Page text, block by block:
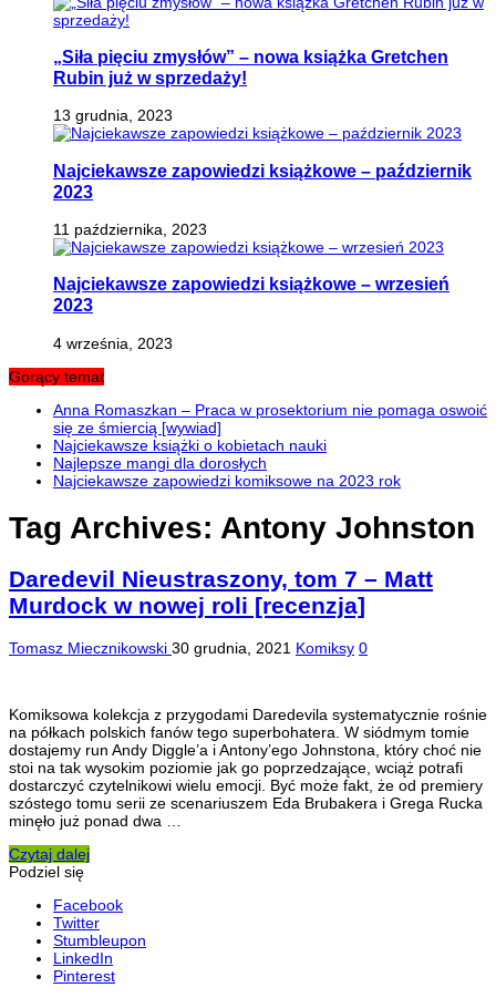
„Siła pięciu zmysłów” – nowa książka Gretchen
Rubin już w sprzedaży!
13 grudnia, 2023
Najciekawsze zapowiedzi książkowe – październik
2023
11 października, 2023
Najciekawsze zapowiedzi książkowe – wrzesień
2023
4 września, 2023
Gorący temat
Anna Romaszkan – Praca w prosektorium nie pomaga oswoić
się ze śmiercią [wywiad]
Najciekawsze książki o kobietach nauki
Najlepsze mangi dla dorosłych
Najciekawsze zapowiedzi komiksowe na 2023 rok
Tag Archives: Antony Johnston
Daredevil Nieustraszony, tom 7 – Matt
Murdock w nowej roli [recenzja]
Tomasz Miecznikowski 30 grudnia, 2021 Komiksy 0
Komiksowa kolekcja z przygodami Daredevila systematycznie rośnie
na półkach polskich fanów tego superbohatera. W siódmym tomie
dostajemy run Andy Diggle’a i Antony’ego Johnstona, który choć nie
stoi na tak wysokim poziomie jak go poprzedzające, wciąż potrafi
dostarczyć czytelnikowi wielu emocji. Być może fakt, że od premiery
szóstego tomu serii ze scenariuszem Eda Brubakera i Grega Rucka
minęło już ponad dwa …
Czytaj dalej
Podziel się
Facebook
Twitter
Stumbleupon
LinkedIn
Pinterest